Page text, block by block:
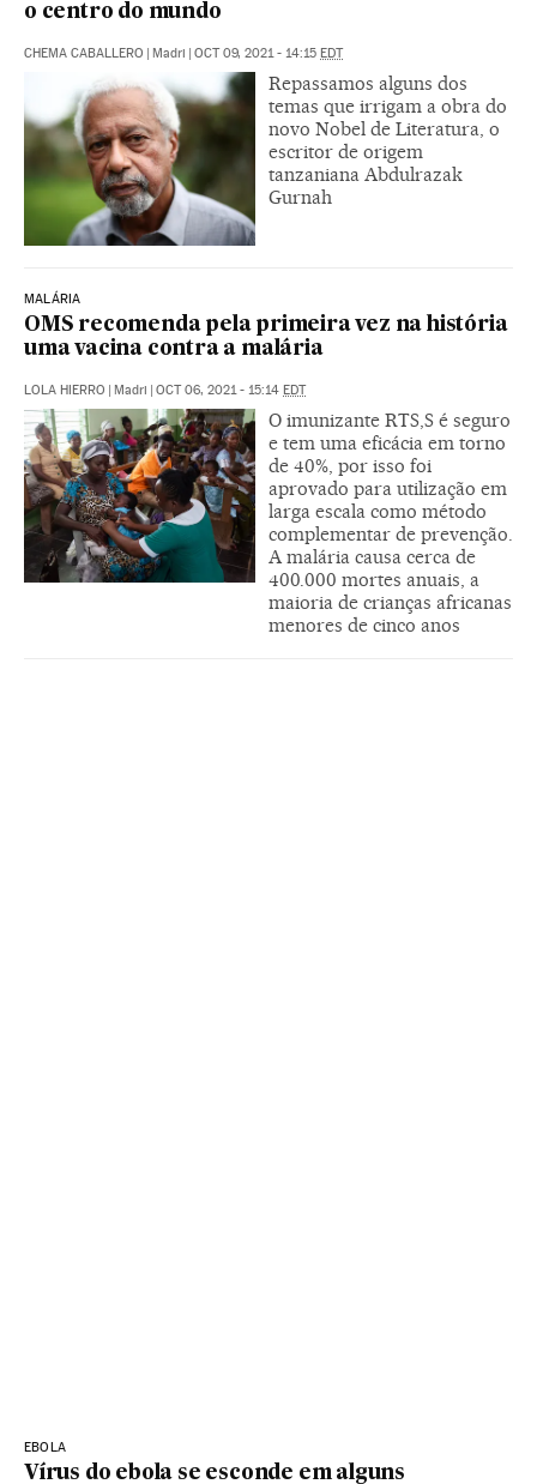
o centro do mundo
CHEMA CABALLERO | Madri | OCT 09, 2021 - 14:15 EDT
Repassamos alguns dos
temas que irrigam a obra do
novo Nobel de Literatura, o
escritor de origem
tanzaniana Abdulrazak
Gurnah
MALÁRIA
OMS recomenda pela primeira vez na história
uma vacina contra a malária
LOLA HIERRO | Madri | OCT 06, 2021 - 15:14 EDT
O imunizante RTS,S é seguro
e tem uma eficácia em torno
de 40%, por isso foi
aprovado para utilização em
larga escala como método
complementar de prevenção.
A malária causa cerca de
400.000 mortes anuais, a
maioria de crianças africanas
menores de cinco anos
EBOLA
Vírus do ebola se esconde em alguns